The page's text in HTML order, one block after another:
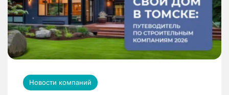
Новости компаний